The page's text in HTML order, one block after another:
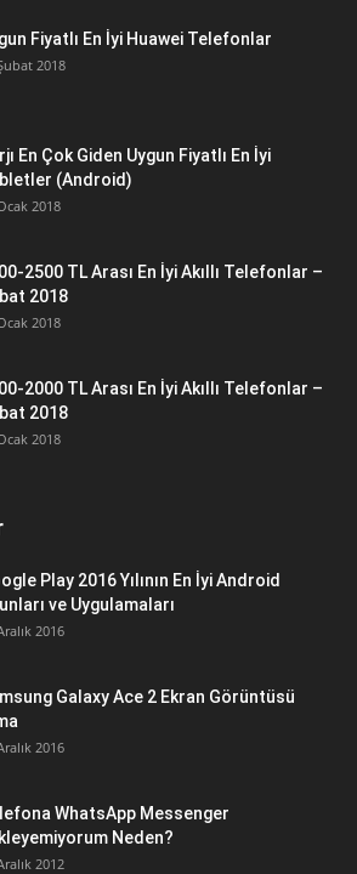
Fiyatlı En İyi Huawei Telefonlar
2018
En Çok Giden Uygun Fiyatlı En İyi
(Android)
2018
2500 TL Arası En İyi Akıllı Telefonlar –
2018
2018
2000 TL Arası En İyi Akıllı Telefonlar –
2018
2018
Play 2016 Yılının En İyi Android
ve Uygulamaları
2016
Galaxy Ace 2 Ekran Görüntüsü
2016
WhatsApp Messenger
Neden?
2012